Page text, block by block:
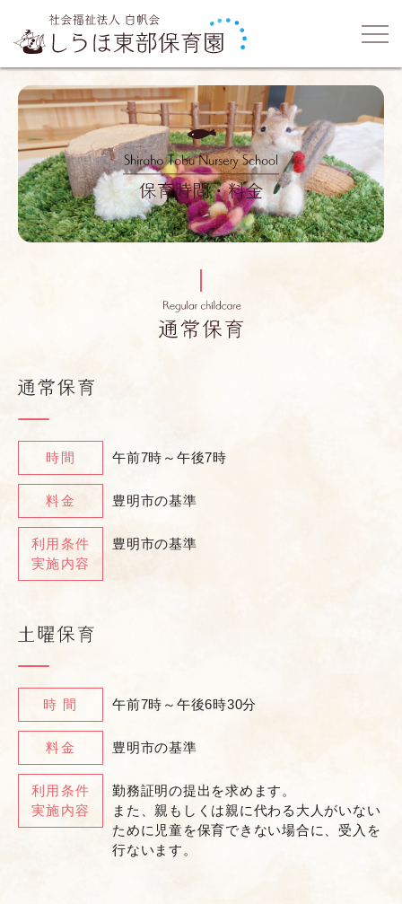
時間 午前7時～午後7時
料金 豊明市の基準
利用条件
実施内容
豊明市の基準
時 間 午前7時～午後6時30分
料金 豊明市の基準
利用条件
実施内容
勤務証明の提出を求めます。
また、親もしくは親に代わる大人がいない
ために児童を保育できない場合に、受入を
行ないます。